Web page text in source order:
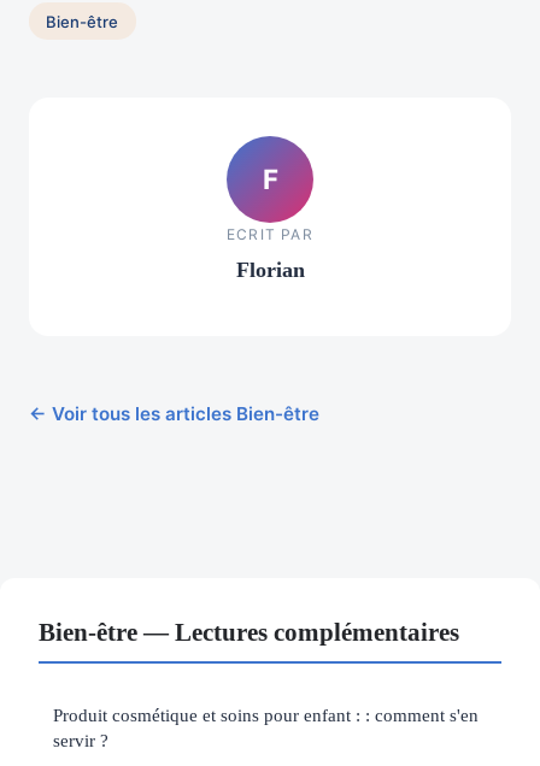
Bien-être
F
ECRIT PAR
Florian
← Voir tous les articles Bien-être
Bien-être — Lectures complémentaires
Produit cosmétique et soins pour enfant : : comment s'en
servir ?